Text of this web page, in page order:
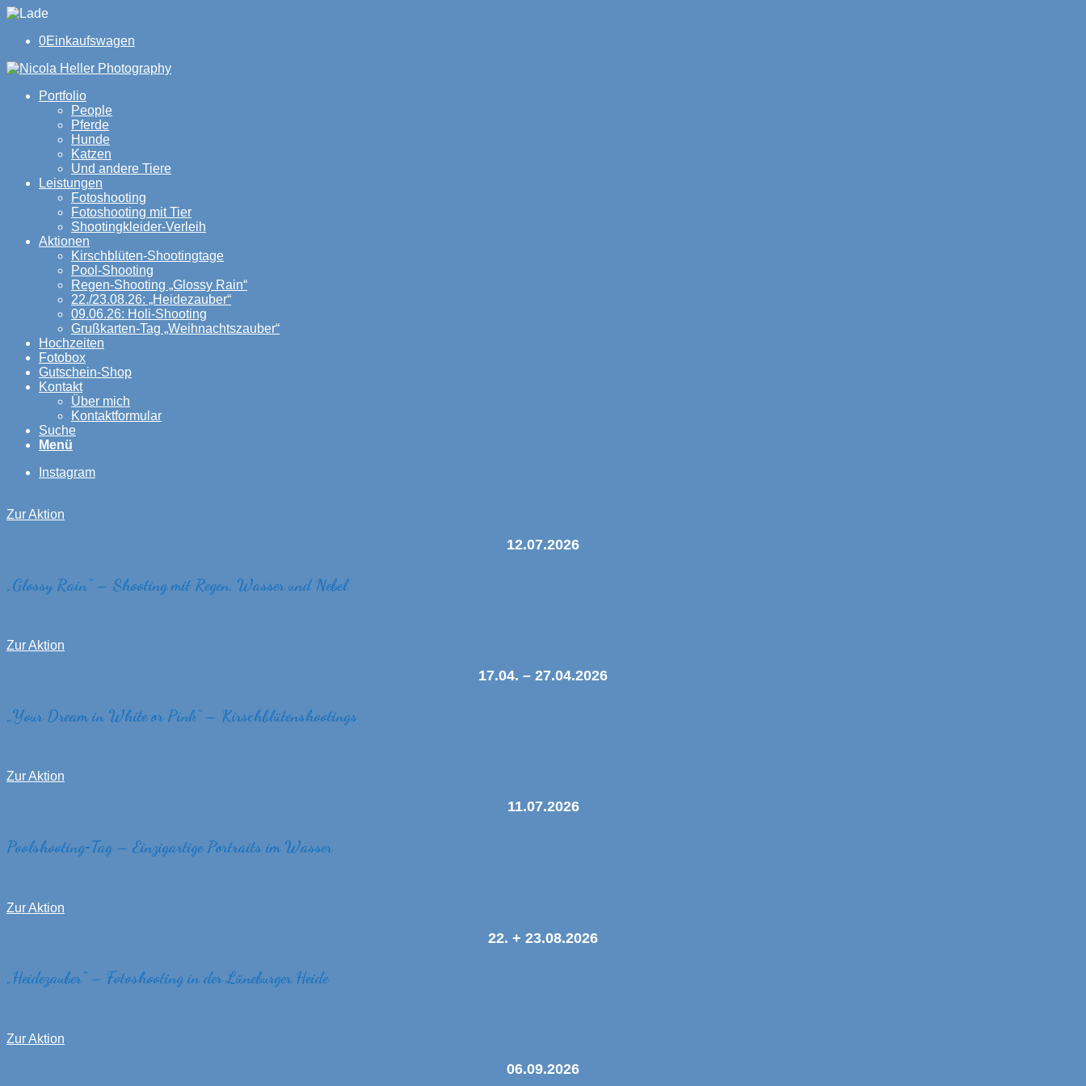
0Einkaufswagen
Portfolio
People
Pferde
Hunde
Katzen
Und andere Tiere
Leistungen
Fotoshooting
Fotoshooting mit Tier
Shootingkleider-Verleih
Aktionen
Kirschblüten-Shootingtage
Pool-Shooting
Regen-Shooting „Glossy Rain“
22./23.08.26: „Heidezauber“
09.06.26: Holi-Shooting
Grußkarten-Tag „Weihnachtszauber“
Hochzeiten
Fotobox
Gutschein-Shop
Kontakt
Über mich
Kontaktformular
Suche
Menü
Instagram
Zur Aktion
12.07.2026
„Glossy Rain“– Shooting mit Regen, Wasser und Nebel
Zur Aktion
17.04. – 27.04.2026
„Your Dream in White or Pink“– Kirschblütenshootings
Zur Aktion
11.07.2026
Poolshooting‑Tag – Einzigartige Portraits im Wasser
Zur Aktion
22. + 23.08.2026
„Heidezauber“– Fotoshooting in der Lüneburger Heide
Zur Aktion
06.09.2026